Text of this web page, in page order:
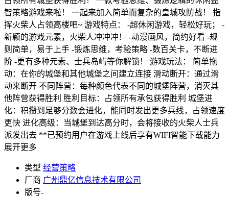
智策略游戏来啦！ 一起来加入简单而复杂的皇城攻防战！ 指
挥火柴人占领高楼吧~ 游戏特点： -超休闲游戏，轻松好玩； -
新颖的游戏元素，火柴人冲冲冲！ -动漫画风，简约好看 -规
则简单，易于上手 -锻炼思维，考验策略 -数百关卡，不断进
阶 -更有多种元素、士兵岛屿等你解锁！ 游戏玩法： 简单拖
动：在你的城堡和其他城堡之间建立连接 滑动断开：通过滑
动来断开 不同阵营：每种颜色代表不同的城堡阵营，消灭其
他阵营获得胜利 胜利目标：占领所有承包获得胜利 城堡进
化：积攒到足够分数会进化，能同时发出更多兵线，占领速度
更快 进化高级：当城堡到达高分时，会将接收的火柴人士兵
派发出去 **已预约用户在游戏上线后享有WIFI智能下载能力
展开更多
类型 经营策略
厂商 广州鼎亿信息技术有限公司
版号-